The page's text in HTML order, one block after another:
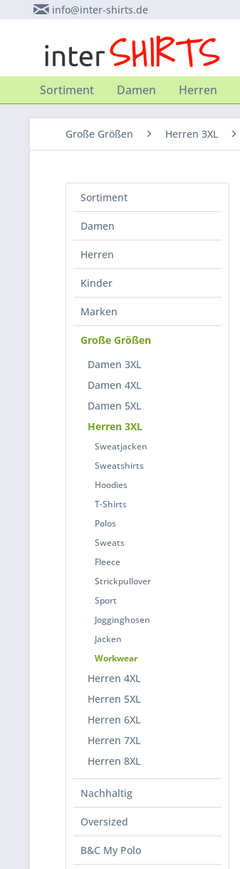
info@inter-shirts.de
Sortiment Damen Herren
Große Größen Herren 3XL
Sortiment
Damen
Herren
Kinder
Marken
Große Größen
Damen 3XL
Damen 4XL
Damen 5XL
Herren 3XL
Sweatjacken
Sweatshirts
Hoodies
T-Shirts
Polos
Sweats
Fleece
Strickpullover
Sport
Jogginghosen
Jacken
Workwear
Herren 4XL
Herren 5XL
Herren 6XL
Herren 7XL
Herren 8XL
Nachhaltig
Oversized
B&C My Polo